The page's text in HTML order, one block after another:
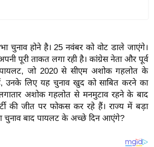
चुनाव होने है। 25 नवंबर को वोट डाले जाएंगे।
पूरी ताकत लगा रही है। कांग्रेस नेता और पूर्व
पायलट, जो 2020 से सीएम अशोक गहलोत के
उनके लिए यह चुनाव खुद को साबित करने का
अशोक गहलोत से मनमुटाव रहने के बाद
की जीत पर फोकस कर रहे हैं। राज्य में बड़ा
चुनाव बाद पायलट के अच्छे दिन आएंगे?